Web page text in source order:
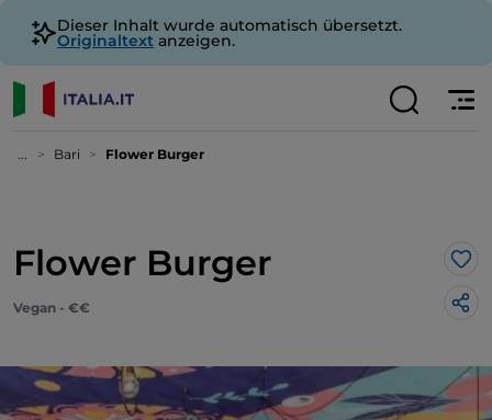
Dieser Inhalt wurde automatisch übersetzt.
Originaltext anzeigen.
... Bari Flower Burger
Flower Burger
Vegan - €€